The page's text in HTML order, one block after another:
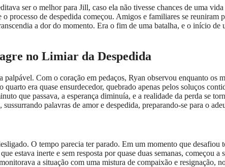
ser o melhor para Jill, caso ela não tivesse chances de uma
processo de despedida começou. Amigos e familiares se reuniram
a dor do momento. Era o fim de uma batalha, e o início de
no Limiar da Despedida
palpável. Com o coração em pedaços, Ryan observou enquanto os
era quase ensurdecedor, quebrado apenas pelos soluços
que passava, a esperança diminuía, e a realidade da perda se
palavras de amor e despedida, preparando-se para o
O tempo parecia ter parado. Em um momento que desafiou
estava inerte e sem resposta por quase duas semanas, começou a
a situação com uma mistura de compaixão e resignação,